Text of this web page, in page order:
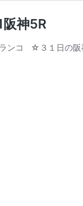
神5R
ンコ ☆３１日の阪